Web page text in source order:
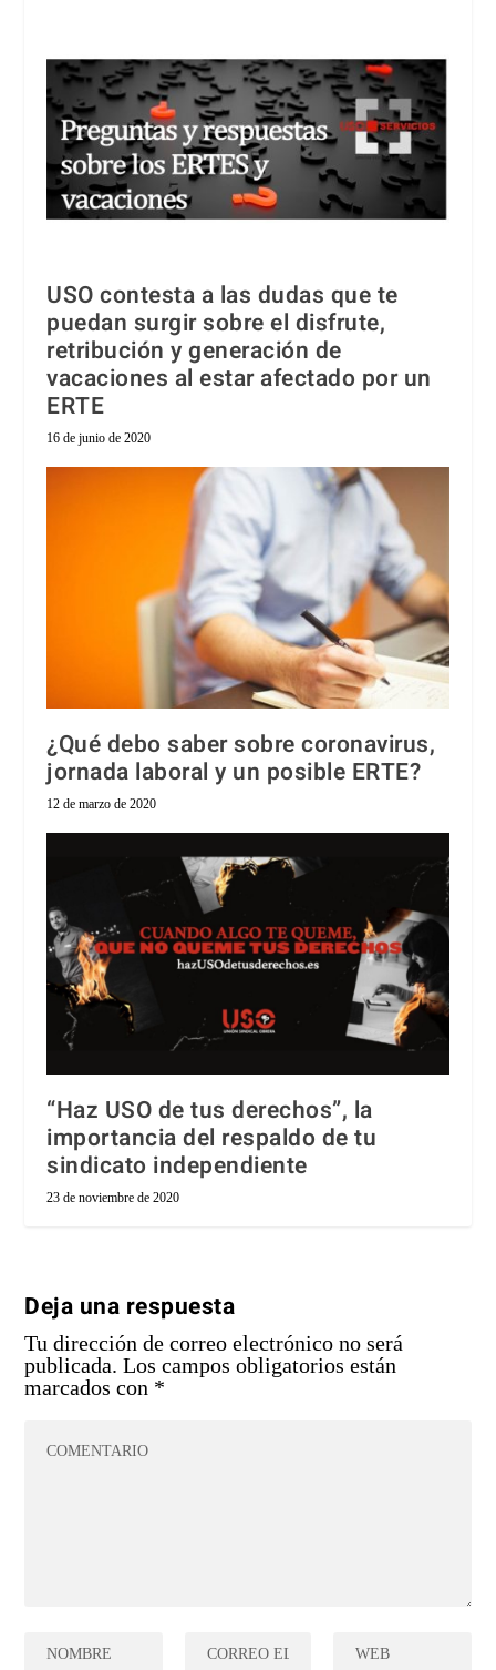
USO contesta a las dudas que te
puedan surgir sobre el disfrute,
retribución y generación de
vacaciones al estar afectado por un
ERTE
16 de junio de 2020
¿Qué debo saber sobre coronavirus,
jornada laboral y un posible ERTE?
12 de marzo de 2020
“Haz USO de tus derechos”, la
importancia del respaldo de tu
sindicato independiente
23 de noviembre de 2020
Deja una respuesta
Tu dirección de correo electrónico no será
publicada. Los campos obligatorios están
marcados con *